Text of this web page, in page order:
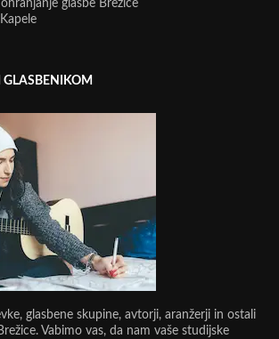
glasbe Brežice
glasbene skupine, avtorji, aranžerji in ostali
Vabimo vas, da nam vaše studijske